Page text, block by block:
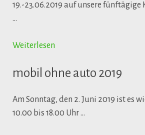
19.-23.06.2019 auf unsere fünftägige
…
Weiterlesen
mobil ohne auto 2019
Am Sonntag, den 2. Juni 2019 ist es
10.00 bis 18.00 Uhr …